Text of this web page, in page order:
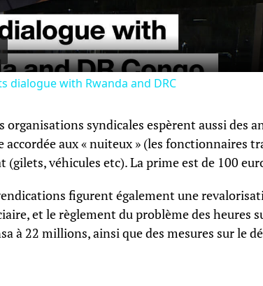
Video
dialogue with Rwanda and DRC
syndicales espèrent aussi des
accordée aux « nuiteux » (les fonctionnaires
(gilets, véhicules etc). La prime est de 100
figurent également une
et le règlement du problème des heures
à 22 millions, ainsi que des mesures sur le